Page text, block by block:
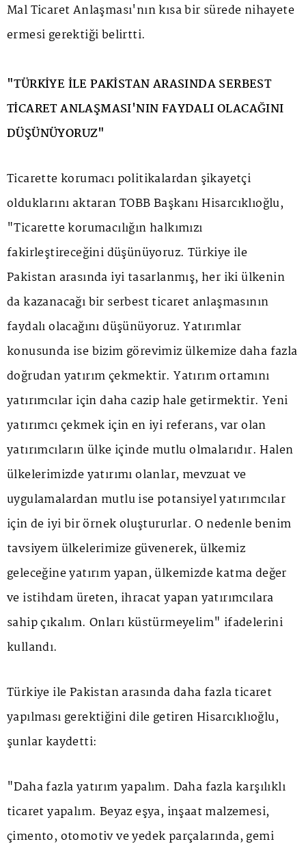
Mal Ticaret Anlaşması'nın kısa bir sürede nihayete
ermesi gerektiği belirtti.
"TÜRKİYE İLE PAKİSTAN ARASINDA SERBEST
TİCARET ANLAŞMASI'NIN FAYDALI OLACAĞINI
DÜŞÜNÜYORUZ"
Ticarette korumacı politikalardan şikayetçi
olduklarını aktaran TOBB Başkanı Hisarcıklıoğlu,
"Ticarette korumacılığın halkımızı
fakirleştireceğini düşünüyoruz. Türkiye ile
Pakistan arasında iyi tasarlanmış, her iki ülkenin
da kazanacağı bir serbest ticaret anlaşmasının
faydalı olacağını düşünüyoruz. Yatırımlar
konusunda ise bizim görevimiz ülkemize daha fazla
doğrudan yatırım çekmektir. Yatırım ortamını
yatırımcılar için daha cazip hale getirmektir. Yeni
yatırımcı çekmek için en iyi referans, var olan
yatırımcıların ülke içinde mutlu olmalarıdır. Halen
ülkelerimizde yatırımı olanlar, mevzuat ve
uygulamalardan mutlu ise potansiyel yatırımcılar
için de iyi bir örnek oluştururlar. O nedenle benim
tavsiyem ülkelerimize güvenerek, ülkemiz
geleceğine yatırım yapan, ülkemizde katma değer
ve istihdam üreten, ihracat yapan yatırımcılara
sahip çıkalım. Onları küstürmeyelim" ifadelerini
kullandı.
Türkiye ile Pakistan arasında daha fazla ticaret
yapılması gerektiğini dile getiren Hisarcıklıoğlu,
şunlar kaydetti:
"Daha fazla yatırım yapalım. Daha fazla karşılıklı
ticaret yapalım. Beyaz eşya, inşaat malzemesi,
çimento, otomotiv ve yedek parçalarında, gemi